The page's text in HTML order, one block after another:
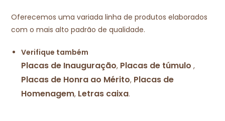
Oferecemos uma variada linha de produtos elaborados
com o mais alto padrão de qualidade.
Verifique também
Placas de Inauguração, Placas de túmulo ,
Placas de Honra ao Mérito, Placas de
Homenagem, Letras caixa.